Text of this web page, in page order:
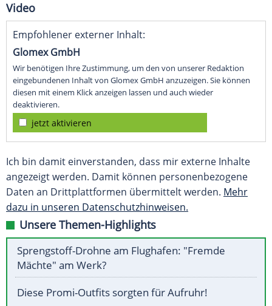
Video
Empfohlener externer Inhalt:
Glomex GmbH
Wir benötigen Ihre Zustimmung, um den von unserer Redaktion
eingebundenen Inhalt von Glomex GmbH anzuzeigen. Sie können
diesen mit einem Klick anzeigen lassen und auch wieder
deaktivieren.
jetzt aktivieren
Ich bin damit einverstanden, dass mir externe Inhalte
angezeigt werden. Damit können personenbezogene
Daten an Drittplattformen übermittelt werden. Mehr
dazu in unseren Datenschutzhinweisen.
Unsere Themen-Highlights
Sprengstoff-Drohne am Flughafen: "Fremde
Mächte" am Werk?
Diese Promi-Outfits sorgten für Aufruhr!